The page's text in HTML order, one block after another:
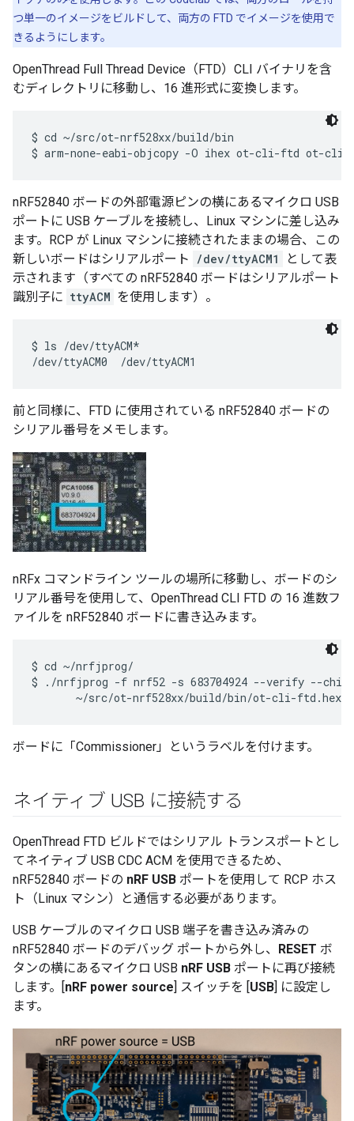
つ単一のイメージをビルドして、両方の FTD でイメージを使用で
きるようにします。
OpenThread Full Thread Device（FTD）CLI バイナリを含
むディレクトリに移動し、16 進形式に変換します。
$ cd ~/src/ot-nrf528xx/build/bin
nRF52840 ボードの外部電源ピンの横にあるマイクロ USB
ポートに USB ケーブルを接続し、Linux マシンに差し込み
ます。RCP が Linux マシンに接続されたままの場合、この
新しいボードはシリアルポート
/dev/ttyACM1
として表
示されます（すべての nRF52840 ボードはシリアルポート
識別子に ttyACM を使用します）。
$ ls /dev/ttyACM*
前と同様に、FTD に使用されている nRF52840 ボードの
シリアル番号をメモします。
nRFx コマンドライン ツールの場所に移動し、ボードのシ
リアル番号を使用して、OpenThread CLI FTD の 16 進数フ
ァイルを nRF52840 ボードに書き込みます。
$ cd ~/nrfjprog/
$ ./nrfjprog -f nrf52 -s 683704924 --verify --
ボードに「Commissioner」というラベルを付けます。
ネイティブ USB に接続する
OpenThread FTD ビルドではシリアル トランスポートとし
てネイティブ USB CDC ACM を使用できるため、
nRF52840 ボードの nRF USB ポートを使用して RCP ホス
ト（Linux マシン）と通信する必要があります。
USB ケーブルのマイクロ USB 端子を書き込み済みの
nRF52840 ボードのデバッグ ポートから外し、
RESET ボ
タンの横にあるマイクロ USB nRF USB ポートに再び接続
します。[ nRF power source ] スイッチを [ USB ] に設定し
ます。